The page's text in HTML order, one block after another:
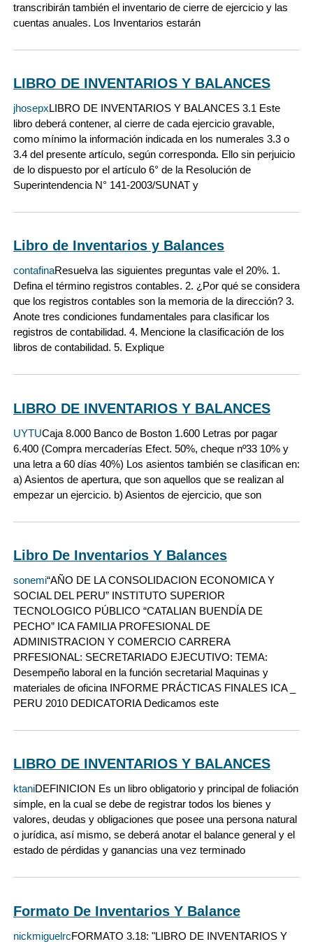
transcribirán también el inventario de cierre de ejercicio y las
cuentas anuales. Los Inventarios estarán
LIBRO DE INVENTARIOS Y BALANCES
jhosepxLIBRO DE INVENTARIOS Y BALANCES 3.1 Este
libro deberá contener, al cierre de cada ejercicio gravable,
como mínimo la información indicada en los numerales 3.3 o
3.4 del presente artículo, según corresponda. Ello sin perjuicio
de lo dispuesto por el artículo 6° de la Resolución de
Superintendencia N° 141-2003/SUNAT y
Libro de Inventarios y Balances
contafinaResuelva las siguientes preguntas vale el 20%. 1.
Defina el término registros contables. 2. ¿Por qué se considera
que los registros contables son la memoria de la dirección? 3.
Anote tres condiciones fundamentales para clasificar los
registros de contabilidad. 4. Mencione la clasificación de los
libros de contabilidad. 5. Explique
LIBRO DE INVENTARIOS Y BALANCES
UYTUCaja 8.000 Banco de Boston 1.600 Letras por pagar
6.400 (Compra mercaderías Efect. 50%, cheque nº33 10% y
una letra a 60 días 40%) Los asientos también se clasifican en:
a) Asientos de apertura, que son aquellos que se realizan al
empezar un ejercicio. b) Asientos de ejercicio, que son
Libro De Inventarios Y Balances
sonemi“AÑO DE LA CONSOLIDACION ECONOMICA Y
SOCIAL DEL PERU” INSTITUTO SUPERIOR
TECNOLOGICO PÚBLICO “CATALIAN BUENDÍA DE
PECHO” ICA FAMILIA PROFESIONAL DE
ADMINISTRACION Y COMERCIO CARRERA
PRFESIONAL: SECRETARIADO EJECUTIVO: TEMA:
Desempeño laboral en la función secretarial Maquinas y
materiales de oficina INFORME PRÁCTICAS FINALES ICA _
PERU 2010 DEDICATORIA Dedicamos este
LIBRO DE INVENTARIOS Y BALANCES
ktaniDEFINICION Es un libro obligatorio y principal de foliación
simple, en la cual se debe de registrar todos los bienes y
valores, deudas y obligaciones que posee una persona natural
o jurídica, así mismo, se deberá anotar el balance general y el
estado de pérdidas y ganancias una vez terminado
Formato De Inventarios Y Balance
nickmiguelrcFORMATO 3.18: "LIBRO DE INVENTARIOS Y